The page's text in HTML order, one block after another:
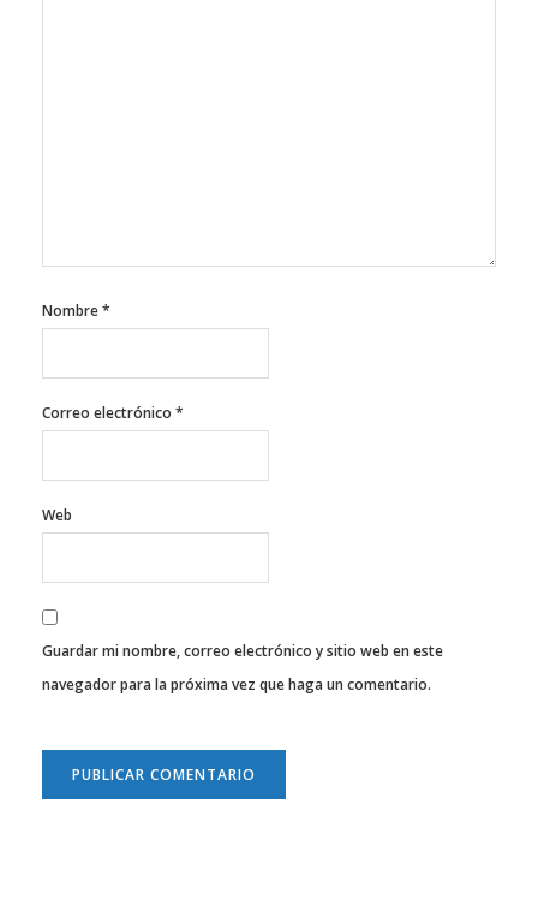
Nombre*
Correo electrónico *
Web
Guardar mi nombre, correo electrónico y sitio web en este
navegador para la próxima vez que haga un comentario.